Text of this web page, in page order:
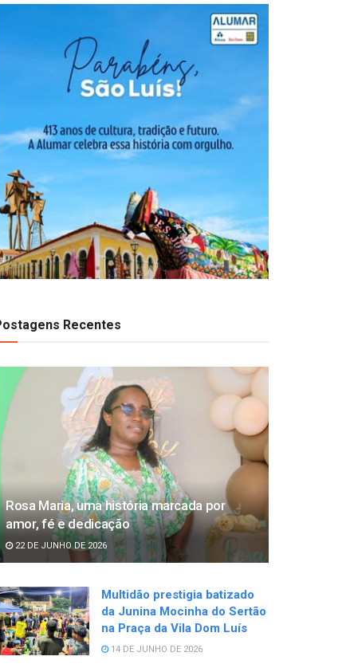
Recentes
Rosa Maria, uma história marcada por
amor, fé e dedicação
22 DE JUNHO DE 2026
Multidão prestigia batizado
da Junina Mocinha do Sertão
na Praça da Vila Dom Luís
14 DE JUNHO DE 2026